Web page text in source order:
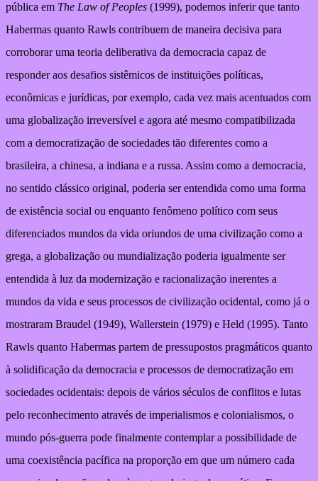
pública em The Law of Peoples (1999), podemos inferir que tanto
Habermas quanto Rawls contribuem de maneira decisiva para
corroborar uma teoria deliberativa da democracia capaz de
responder aos desafios sistêmicos de instituições políticas,
econômicas e jurídicas, por exemplo, cada vez mais acentuados com
uma globalização irreversível e agora até mesmo compatibilizada
com a democratização de sociedades tão diferentes como a
brasileira, a chinesa, a indiana e a russa. Assim como a democracia,
no sentido clássico original, poderia ser entendida como uma forma
de existência social ou enquanto fenômeno político com seus
diferenciados mundos da vida oriundos de uma civilização como a
grega, a globalização ou mundialização poderia igualmente ser
entendida à luz da modernização e racionalização inerentes a
mundos da vida e seus processos de civilização ocidental, como já o
mostraram Braudel (1949), Wallerstein (1979) e Held (1995). Tanto
Rawls quanto Habermas partem de pressupostos pragmáticos quanto
à solidificação da democracia e processos de democratização em
sociedades ocidentais: depois de vários séculos de conflitos e lutas
pelo reconhecimento através de imperialismos e colonialismos, o
mundo pós-guerra pode finalmente contemplar a possibilidade de
uma coexistência pacífica na proporção em que um número cada